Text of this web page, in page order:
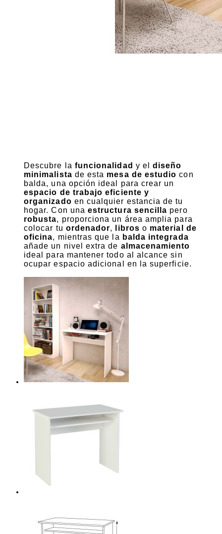
Descubre la funcionalidad y eldiseño
minimalista de esta mesa de estudio con
balda, una opción ideal para crear un
espacio de trabajo eficiente y
organizado en cualquier estancia de tu
hogar. Con una estructura sencilla pero
robusta, proporciona un área amplia para
colocar tu ordenador, libros o material de
oficina, mientras que la balda integrada
añade un nivel extra de almacenamiento
ideal para mantener todo al alcance sin
ocupar espacio adicional en la superficie.